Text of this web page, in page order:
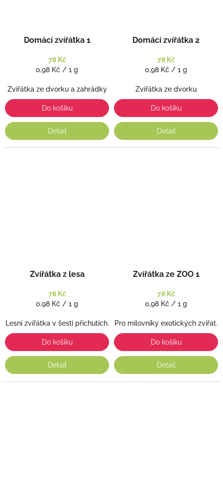
Domácí zvířátka 1
78 Kč
Měrná
0,98 Kč / 1 g
Zvířátka ze dvorku a zahrádky
Do košíku
Detail
Domácí zvířátka 2
78 Kč
Měrná
0,98 Kč / 1 g
Zvířátka ze dvorku
Do košíku
Detail
Zvířátka z lesa
78 Kč
Měrná
0,98 Kč / 1 g
Lesní zvířátka v šesti příchutích.
Do košíku
Detail
Zvířátka ze ZOO 1
78 Kč
Měrná
0,98 Kč / 1 g
Pro milovníky exotických zvířat.
Do košíku
Detail